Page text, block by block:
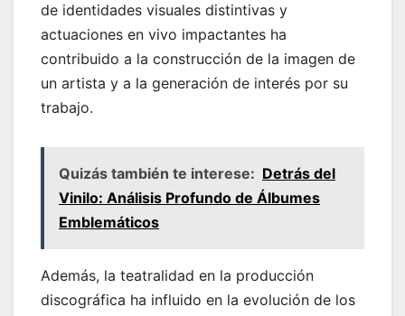
de identidades visuales distintivas y
actuaciones en vivo impactantes ha
contribuido a la construcción de la imagen de
un artista y a la generación de interés por su
trabajo.
Quizás también te interese: Detrás del
Vinilo: Análisis Profundo de Álbumes
Emblemáticos
Además, la teatralidad en la producción
discográfica ha influido en la evolución de los